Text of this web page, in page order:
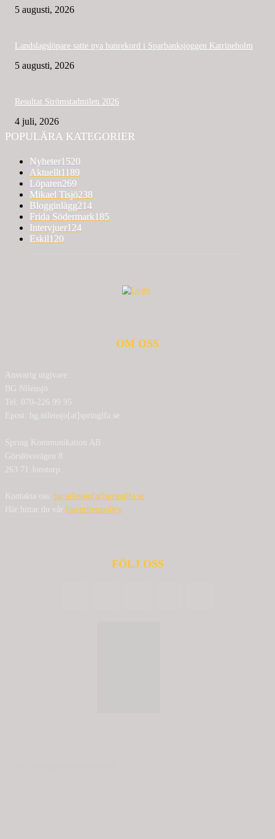
5 augusti, 2026
Landslagslöpare satte nya banrekord i Sparbanksjoggen Katrineholm
5 augusti, 2026
Resultat Strömstadmilen 2026
4 juli, 2026
POPULÄRA KATEGORIER
Nyheter1520
Aktuellt1189
Löparen269
Mikael Tisjö238
Blogginlägg214
Frida Södermark185
Intervjuer124
Eskil120
OM OSS
Ansvarig utgivare:
BG Nilensjö
Tel: 070-226 99 95
Epost: bg.nilensjo[at]springlfa.se
Spring Kommunikation AB
Görslövsvägen 8
263 71 Jonstorp
Kontakta oss: bg.nilensjo[at]springlfa.se
Här hittar du vår Integritetspolicy
FÖLJ OSS